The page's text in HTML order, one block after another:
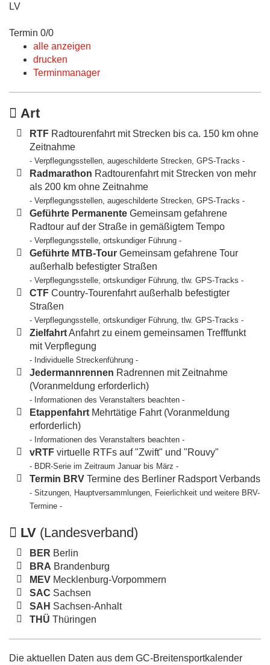
LV
Termin 0/0
alle anzeigen
drucken
Terminmanager
Art
RTF Radtourenfahrt mit Strecken bis ca. 150 km ohne
Zeitnahme
- Verpflegungsstellen, augeschilderte Strecken, GPS-Tracks -
Radmarathon Radtourenfahrt mit Strecken von mehr
als 200 km ohne Zeitnahme
- Verpflegungsstellen, augeschilderte Strecken, GPS-Tracks -
Geführte Permanente Gemeinsam gefahrene
Radtour auf der Straße in gemäßigtem Tempo
- Verpflegungsstelle, ortskundiger Führung -
Geführte MTB-Tour Gemeinsam gefahrene Tour
außerhalb befestigter Straßen
- Verpflegungsstelle, ortskundiger Führung, tlw. GPS-Tracks -
CTF Country-Tourenfahrt außerhalb befestigter
Straßen
- Verpflegungsstelle, ortskundiger Führung, tlw. GPS-Tracks -
ZielfahrtAnfahrt zu einem gemeinsamen Trefffunkt
mit Verpflegung
- Individuelle Streckenführung -
Jedermannrennen Radrennen mit Zeitnahme
(Voranmeldung erforderlich)
- Informationen des Veranstalters beachten -
Etappenfahrt Mehrtätige Fahrt (Voranmeldung
erforderlich)
- Informationen des Veranstalters beachten -
vRTF virtuelle RTFs auf "Zwift" und "Rouvy"
- BDR-Serie im Zeitraum Januar bis März -
Termin BRV Termine des Berliner Radsport Verbands
- Sitzungen, Hauptversammlungen, Feierlichkeit und weitere BRV-
Termine -
LV (Landesverband)
BER Berlin
BRA Brandenburg
MEV Mecklenburg-Vorpommern
SAC Sachsen
SAH Sachsen-Anhalt
THÜ Thüringen
Die aktuellen Daten aus dem GC-Breitensportkalender